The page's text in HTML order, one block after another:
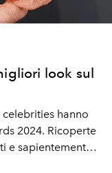
look sul
hanno
2024. Ricoperte
e sapientemente